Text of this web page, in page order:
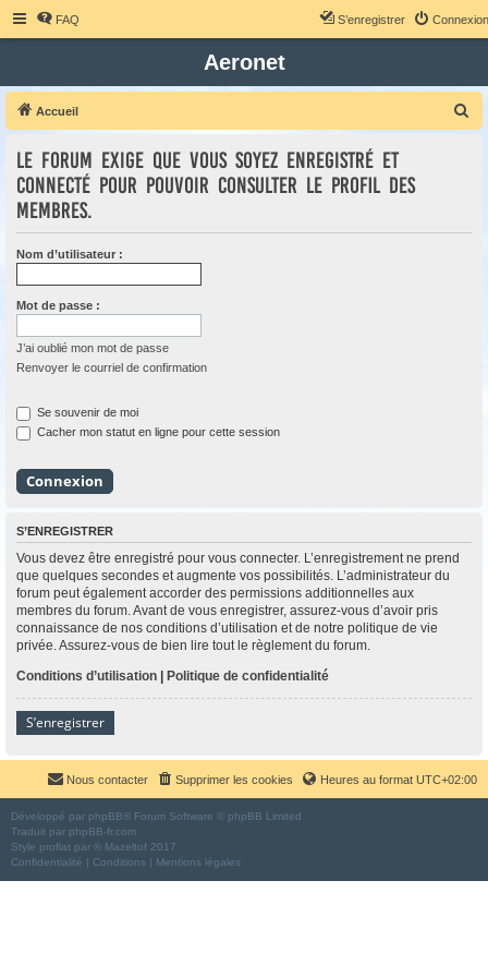
FAQ Connexion
S’enregistrer
Aeronet
Accueil
Le forum exige que vous soyez enregistré et
connecté pour pouvoir consulter le profil des
membres.
Nom d’utilisateur :
Mot de passe :
J’ai oublié mon mot de passe
Renvoyer le courriel de confirmation
Se souvenir de moi
Cacher mon statut en ligne pour cette session
S’ENREGISTRER
Vous devez être enregistré pour vous connecter. L’enregistrement ne prend
que quelques secondes et augmente vos possibilités. L’administrateur du
forum peut également accorder des permissions additionnelles aux
membres du forum. Avant de vous enregistrer, assurez-vous d’avoir pris
connaissance de nos conditions d’utilisation et de notre politique de vie
privée. Assurez-vous de bien lire tout le règlement du forum.
Conditions d’utilisation | Politique de confidentialité
S’enregistrer
Heures au format UTC+02:00
Supprimer les cookies
Nous contacter
Développé par phpBB® Forum Software © phpBB Limited
Traduit par phpBB-fr.com
Style proflat par © Mazeltof 2017
Confidentialité | Conditions | Mentions légales